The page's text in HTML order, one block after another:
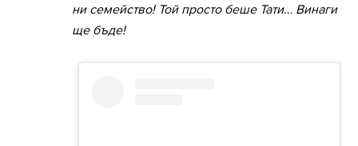
ни семейство! Той просто беше Тати… Винаги
ще бъде!